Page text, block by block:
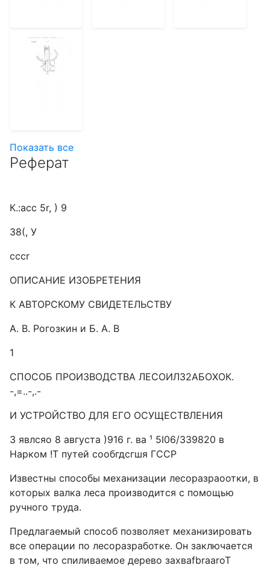
Показать все
Реферат
К.:асс 5r, ) 9
38(, У
cccr
ОПИСАНИЕ ИЗОБРЕТЕНИЯ
К АВТОРСКОМУ СВИДЕТЕЛЬСТВУ
А. В. Рогозкин и Б. A. В
1
СПОСОБ ПРОИЗВОДСТВА ЛЕСОИЛ32АБОХОК.
-,=..-,.-
И УСТРОЙСТВО ДЛЯ ЕГО ОСУЩЕСТВЛЕНИЯ
3 явлсяо 8 августа )916 г. ва ¹ 5I06/339820 в
Нарком !Т путей сообгдсгшя ГССР
Известны способы механизации лесоразраоотки, в
которых валка леса производится с помощью
ручного труда.
Предлагаемый способ позволяет механизировать
все операции по лесоразработке. Он заключается
в том, что спиливаемое дерево захваfbraaroT